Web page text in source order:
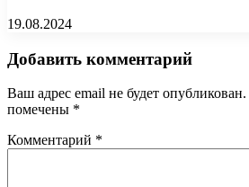
19.08.2024
Добавить комментарий
Ваш адрес email не будет опубликован.
помечены *
Комментарий *